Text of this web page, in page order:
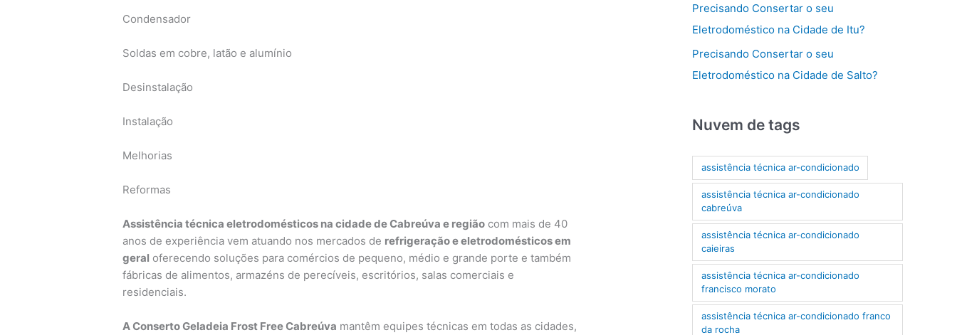
Condensador
Soldas em cobre, latão e alumínio
Desinstalação
Instalação
Melhorias
Reformas
Assistência técnica eletrodomésticos na cidade de Cabreúva e região com mais de 40
anos de experiência vem atuando nos mercados de refrigeração e eletrodomésticos em
geral oferecendo soluções para comércios de pequeno, médio e grande porte e também
fábricas de alimentos, armazéns de perecíveis, escritórios, salas comerciais e
residenciais.
A Conserto Geladeia Frost Free Cabreúva mantêm equipes técnicas em todas as cidades,
Precisando Consertar o seu
Eletrodoméstico na Cidade de Itu?
Precisando Consertar o seu
Eletrodoméstico na Cidade de Salto?
Nuvem de tags
assistência técnica ar-condicionado
assistência técnica ar-condicionado
cabreúva
assistência técnica ar-condicionado
caieiras
assistência técnica ar-condicionado
francisco morato
assistência técnica ar-condicionado franco
da rocha